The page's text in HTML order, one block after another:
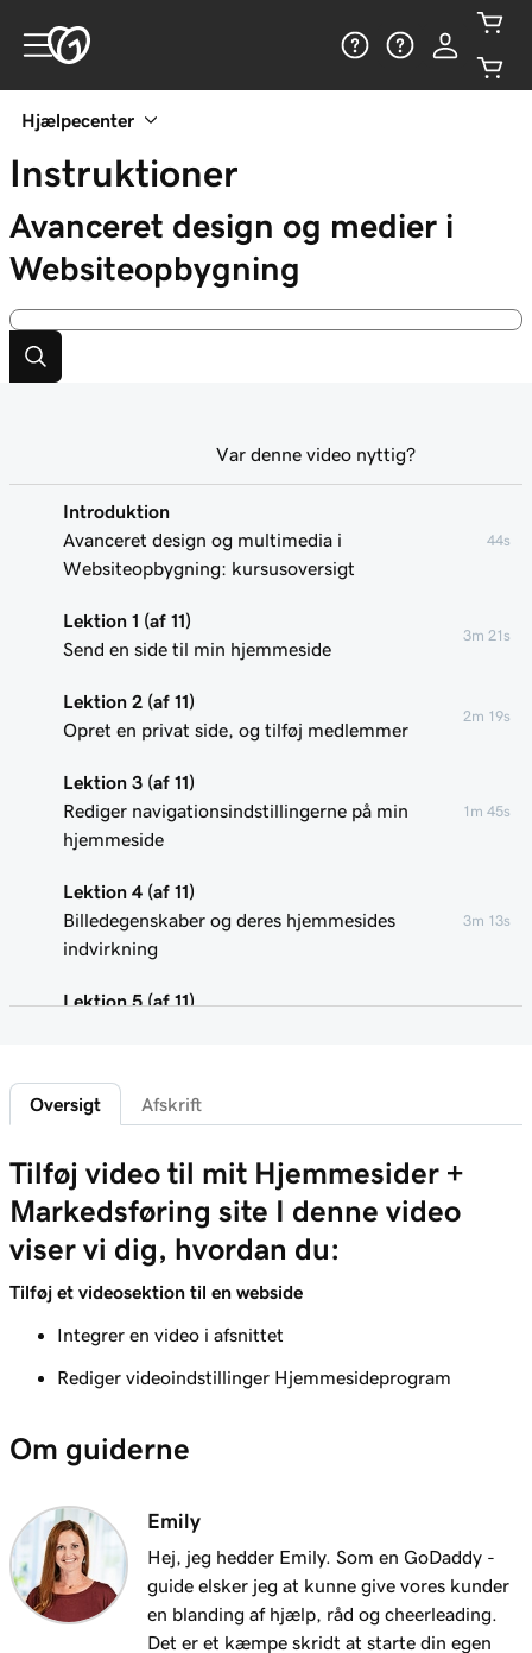
Hjælpecenter
Instruktioner
Avanceret design og medier i
Websiteopbygning
Introduktion
Avanceret design og multimedia i
Websiteopbygning: kursusoversigt
44s
Lektion 1 (af 11)
Send en side til min hjemmeside
3m 21s
Lektion 2 (af 11)
Opret en privat side, og tilføj medlemmer
2m 19s
Lektion 3 (af 11)
Rediger navigationsindstillingerne på min
hjemmeside
1m 45s
Lektion 4 (af 11)
Billedegenskaber og deres hjemmesides
indvirkning
3m 13s
Lektion 5 (af 11)
Lektion 6 (af 11)
Brug mediebiblioteket i Websiteopbygning
Lektion 7 (af 11)
Rediger et billede på min hjemmeside +
Marketing
Lektion 8 (af 11)
Tilføj et fotogalleri til mit Hjemmesider +
Markedsføring
Lektion 9 (af 11)
Markedsføring
Tilføj video til mit Hjemmesider +
Markedsføring site
Lektion 11 (af 11)
Tilføj et lydspor eller en spilleliste til dit
1m 15s
Var denne video nyttig?
Oversigt Afskrift
Tilføj video til mit Hjemmesider +
Markedsføring site I denne video
viser vi dig, hvordan du:
Tilføj et videosektion til en webside
Integrer en video i afsnittet
Rediger videoindstillinger Hjemmesideprogram
Om guiderne
Emily
Hej, jeg hedder Emily. Som en GoDaddy -
guide elsker jeg at kunne give vores kunder
en blanding af hjælp, råd og cheerleading.
Det er et kæmpe skridt at starte din egen